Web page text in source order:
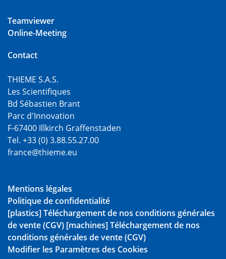
Teamviewer
Online-Meeting
Contact
THIEME S.A.S.
Les Scientifiques
Bd Sébastien Brant
Parc d'Innovation
F-67400 Illkirch Graffenstaden
Tel. +33 (0) 3.88.55.27.00
france@thieme.eu
Mentions légales
Politique de confidentialité
[plastics] Téléchargement de nos conditions générales
de vente (CGV) [machines] Téléchargement de nos
conditions générales de vente (CGV)
Modifier les Paramètres des Cookies